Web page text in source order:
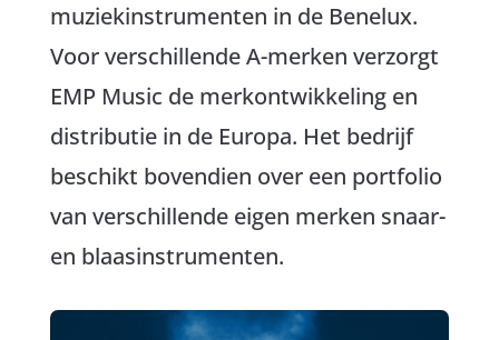
muziekinstrumenten in de Benelux.
Voor verschillende A-merken verzorgt
EMP Music de merkontwikkeling en
distributie in de Europa. Het bedrijf
beschikt bovendien over een portfolio
van verschillende eigen merken snaar-
en blaasinstrumenten.